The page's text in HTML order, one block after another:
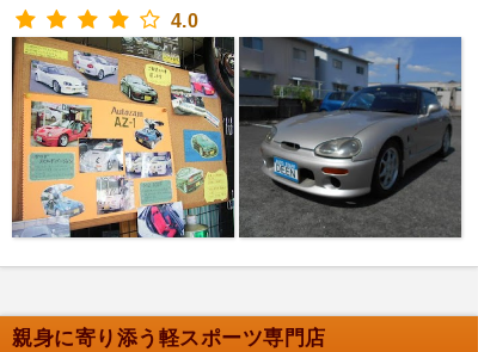
4.0
親身に寄り添う軽スポーツ専門店